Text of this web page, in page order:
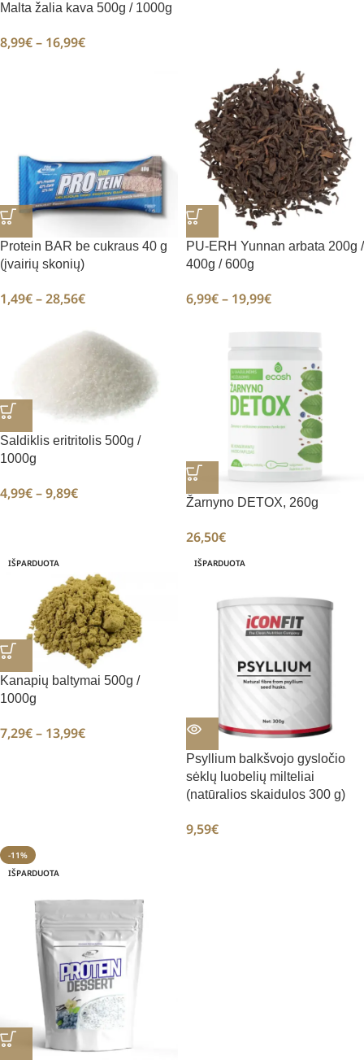
Malta žalia kava 500g / 1000g
8,99€– 16,99€
Protein BAR be cukraus 40 g
(įvairių skonių)
1,49€–28,56€
PU-ERH Yunnan arbata 200g /
400g / 600g
6,99€– 19,99€
Saldiklis eritritolis 500g /
1000g
4,99€–9,89€
Žarnyno DETOX, 260g
26,50€
IŠPARDUOTA
Kanapių baltymai 500g /
1000g
7,29€– 13,99€
IŠPARDUOTA
Psyllium balkšvojo gysločio
sėklų luobelių milteliai
(natūralios skaidulos 300 g)
9,59€
-11%
IŠPARDUOTA